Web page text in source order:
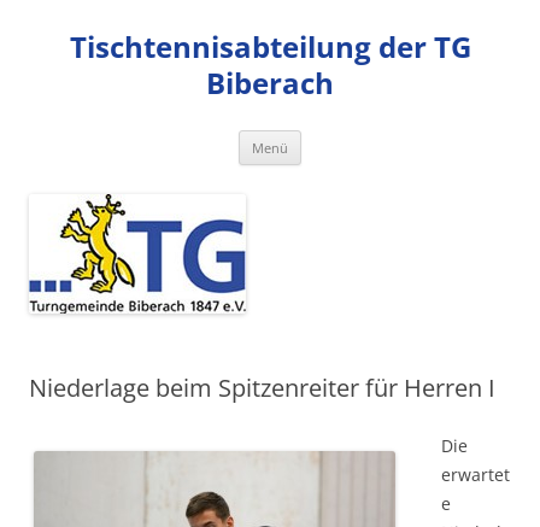
springenTischtennisabteilung der TG
Biberach
Menü
Niederlage beim Spitzenreiter für Herren I
Die
erwartet
e